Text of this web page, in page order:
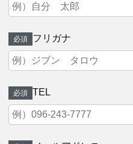
必須 フリガナ
必須 TEL